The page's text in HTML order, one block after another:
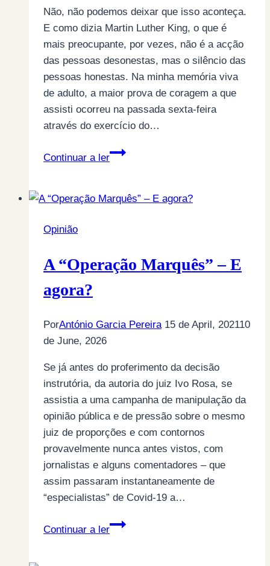
Não, não podemos deixar que isso aconteça.
E como dizia Martin Luther King, o que é
mais preocupante, por vezes, não é a acção
das pessoas desonestas, mas o silêncio das
pessoas honestas. Na minha memória viva
de adulto, a maior prova de coragem a que
assisti ocorreu na passada sexta-feira
através do exercício do…
Continuar a ler
Vamos
Juiz
Opinião
A “Operação Marquês” – E
agora?
PorAntónio Garcia Pereira 15 de April, 202110
de June, 2026
Se já antes do proferimento da decisão
instrutória, da autoria do juiz Ivo Rosa, se
assistia a uma campanha de manipulação da
opinião pública e de pressão sobre o mesmo
juiz de proporções e com contornos
provavelmente nunca antes vistos, com
jornalistas e alguns comentadores – que
assim passaram instantaneamente de
“especialistas” de Covid-19 a…
Continuar a ler
A